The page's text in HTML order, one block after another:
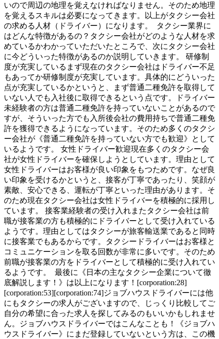
いので周辺の地理を覚えなければなりません。そのため地理
を覚えるスキルは必要になってきます。以上がタクシー会社
の求める人材（ドライバー）になります。 タクシー業界に
はどんな特徴があるの？タクシー会社がどのような人材を求
めているかわかっていただいたところで、次にタクシー会社
に今どういった特徴があるのか説明していきます。 研修制
度が充実しているまず現在のタクシー会社はドライバー不足
もあってか研修制度が充実しています。具体的にどういった
点が充実しているかというと、まず普通二種免許を取得して
いない人でも入社後に取得できるという点です。ドライバー
未経験者の方は普通二種免許を持っていないことがあるので
すが、そういった方でも入所後会社の費用持ちで普通二種免
許を獲得できるようになっています。そのため多くのタクシ
ー会社が《普通二種免許を持っていない方でも歓迎》として
いるようです。 女性ドライバー歓迎現在多くのタクシー会
社が女性ドライバーを確保しようとしています。理由として
女性ドライバーはお客様が良い印象をもつためです。なぜ良
い印象を受けるかというと、接客が丁寧であったり、笑顔が
素敵、安心できる、運転が丁寧といった理由があります。そ
のため現在タクシー会社は女性ドライバーを積極的に採用し
ています。 接客業経験者の受け入れまたタクシー会社は前
職が接客業の方も積極的にドライバーとして受け入れている
ようです。理由としてはタクシーが旅客輸送業であると同時
に接客業でもあるからです。タクシードライバーはお客様と
コミュニケーションを取る回数が非常に多いです。そのため
前職が接客業の方をドライバーとして積極的に受け入れてい
るようです。 最後に《日本の主なタクシー企業について徹
底解説します！》は以上になります！[corporation:28]
[corporation:53][corporation:74]ジョブハウスドライバーには他
にもタクシーの求人がございますので、じっくり比較してご
自分の希望に合った求人を探してみるのもいいかもしれませ
ん。ジョブハウスドライバーではこんなことも！《ジョブハ
ウスドライバー》にまだ登録していないという方は、この機